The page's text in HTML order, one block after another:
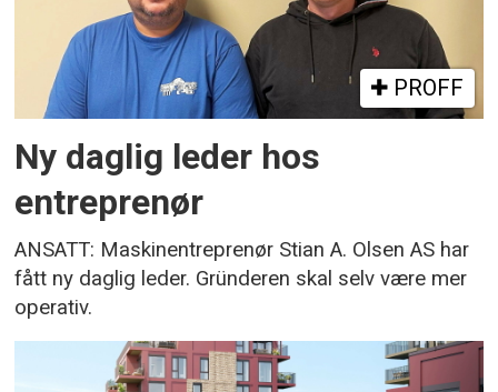
PROFF
Ny daglig leder hos
entreprenør
ANSATT: Maskinentreprenør Stian A. Olsen AS har
fått ny daglig leder. Gründeren skal selv være mer
operativ.